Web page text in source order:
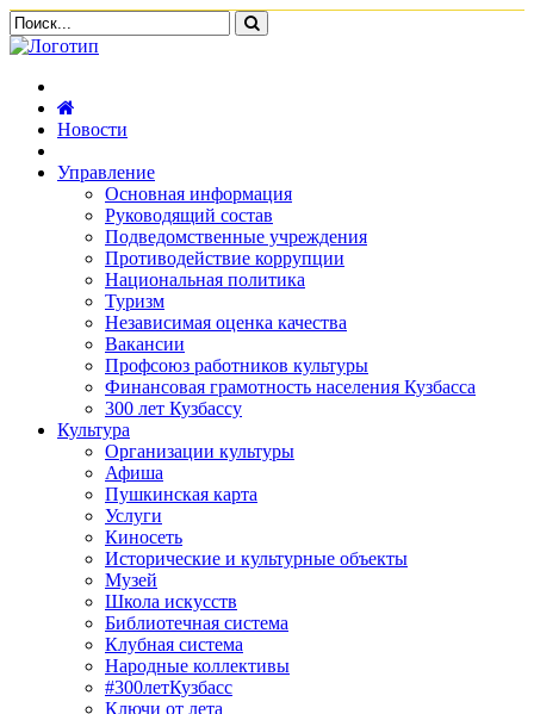
Новости
Управление
Основная информация
Руководящий состав
Подведомственные учреждения
Противодействие коррупции
Национальная политика
Туризм
Независимая оценка качества
Вакансии
Профсоюз работников культуры
Финансовая грамотность населения Кузбасса
300 лет Кузбассу
Культура
Организации культуры
Афиша
Пушкинская карта
Услуги
Киносеть
Исторические и культурные объекты
Музей
Школа искусств
Библиотечная система
Клубная система
Народные коллективы
#300летКузбасс
Ключи от лета